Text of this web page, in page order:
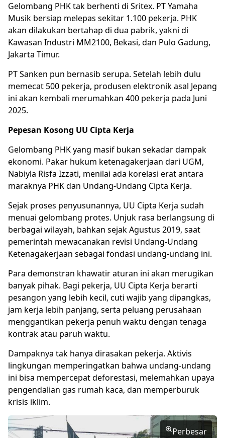
Gelombang PHK tak berhenti di Sritex. PT Yamaha
Musik bersiap melepas sekitar 1.100 pekerja. PHK
akan dilakukan bertahap di dua pabrik, yakni di
Kawasan Industri MM2100, Bekasi, dan Pulo Gadung,
Jakarta Timur.
PT Sanken pun bernasib serupa. Setelah lebih dulu
memecat 500 pekerja, produsen elektronik asal Jepang
ini akan kembali merumahkan 400 pekerja pada Juni
2025.
Pepesan Kosong UU Cipta Kerja
Gelombang PHK yang masif bukan sekadar dampak
ekonomi. Pakar hukum ketenagakerjaan dari UGM,
Nabiyla Risfa Izzati, menilai ada korelasi erat antara
maraknya PHK dan Undang-Undang Cipta Kerja.
Sejak proses penyusunannya, UU Cipta Kerja sudah
menuai gelombang protes. Unjuk rasa berlangsung di
berbagai wilayah, bahkan sejak Agustus 2019, saat
pemerintah mewacanakan revisi Undang-Undang
Ketenagakerjaan sebagai fondasi undang-undang ini.
Para demonstran khawatir aturan ini akan merugikan
banyak pihak. Bagi pekerja, UU Cipta Kerja berarti
pesangon yang lebih kecil, cuti wajib yang dipangkas,
jam kerja lebih panjang, serta peluang perusahaan
menggantikan pekerja penuh waktu dengan tenaga
kontrak atau paruh waktu.
Dampaknya tak hanya dirasakan pekerja. Aktivis
lingkungan memperingatkan bahwa undang-undang
ini bisa mempercepat deforestasi, melemahkan upaya
pengendalian gas rumah kaca, dan memperburuk
krisis iklim.
Perbesar